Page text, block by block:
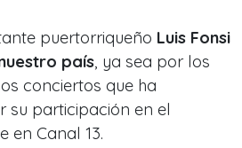
puertorriqueño Luis Fonsi
país, ya sea por los
conciertos que ha
su participación en el
en Canal 13.